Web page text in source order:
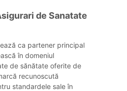
de Sanatate
ca partener principal
în domeniul
de sănătate oferite de
recunoscută
standardele sale în